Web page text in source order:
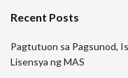
Recent Posts
Pagtutuon sa Pagsunod,
Lisensya ng MAS